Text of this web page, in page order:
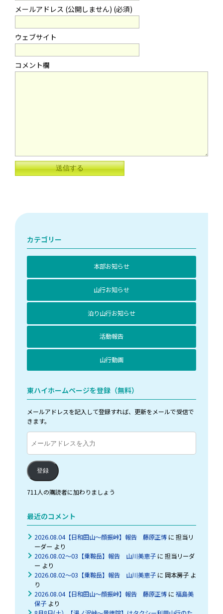
メールアドレス (公開しません) (必須)
ウェブサイト
カテゴリー
本部お知らせ
山行お知らせ
泊り山行お知らせ
活動報告
山行動画
東ハイホームページを登録（無料）
メールアドレスを記入して登録すれば、更新をメールで受信で
きます。
ー
ル
ア
ド
レ
を
入
力
登録
711人の購読者に加わりましょう
最近のコメント
2026.08.04【日和田山～顔振峠】報告 藤原正博 に 担当リ
ーダー より
2026.08.02～03【乗鞍岳】報告 山川美恵子 に 担当リーダ
ー より
2026.08.02～03【乗鞍岳】報告 山川美恵子 に 岡本房子 よ
り
2026.08.04【日和田山～顔振峠】報告 藤原正博 に 福島美
保子 より